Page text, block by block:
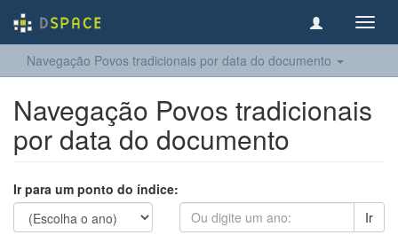
Navegação Povos tradicionais por data do documento
Navegação Povos tradicionais
por data do documento
Ir para um ponto do índice:
Ir